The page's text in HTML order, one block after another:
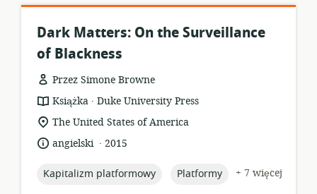
Dark Matters: On the Surveillance
of Blackness
Przez Simone Browne
format
zasobów:
Książka .
wydawca:
Duke University Press
istotna
lokalizacja:
The United States of America
język:angielski .
data2015
topic:
Kapitalizm platformowy topic:
Platformy
+ 7 więcej